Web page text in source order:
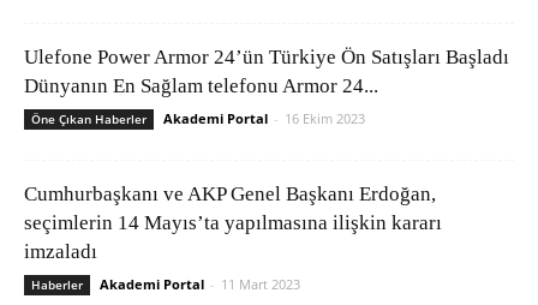
Ulefone Power Armor 24’ün Türkiye Ön Satışları Başladı
Dünyanın En Sağlam telefonu Armor 24...
Öne Çıkan Haberler Akademi Portal - 16 Ekim 2023
Cumhurbaşkanı ve AKP Genel Başkanı Erdoğan,
seçimlerin 14 Mayıs’ta yapılmasına ilişkin kararı
imzaladı
Haberler Akademi Portal - 11 Mart 2023